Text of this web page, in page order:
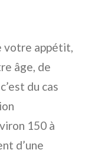
votre appétit,
âge, de
du cas
150 à
d’une